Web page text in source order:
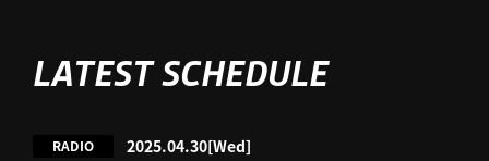
LATEST SCHEDULE
RADIO 2025.04.30[Wed]